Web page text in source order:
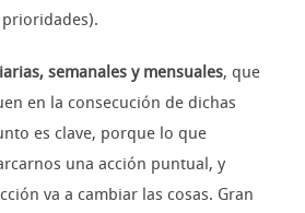
semanales y mensuales, que
en la consecución de dichas
es clave, porque lo que
una acción puntual, y
va a cambiar las cosas. Gran